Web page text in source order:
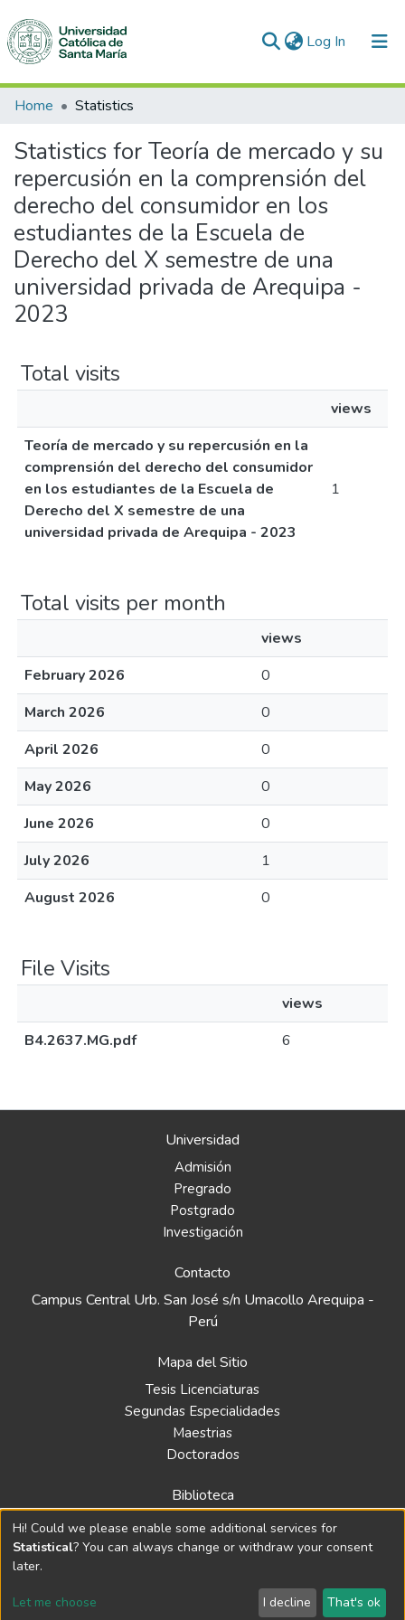
Log In (current)
Communities & Collections
All of DSpace
Home Statistics
Statistics for Teoría de mercado y su
repercusión en la comprensión del
derecho del consumidor en los
estudiantes de la Escuela de
Derecho del X semestre de una
universidad privada de Arequipa -
2023
Total visits
views
Teoría de mercado y su repercusión en la
comprensión del derecho del consumidor
en los estudiantes de la Escuela de
Derecho del X semestre de una
universidad privada de Arequipa - 2023
1
Total visits per month
views
February 2026
0
March 2026
0
April 2026
0
May 2026
0
June 2026
0
July 2026
1
August 2026
0
File Visits
views
B4.2637.MG.pdf
6
Universidad
Admisión
Pregrado
Postgrado
Investigación
Contacto
Campus Central Urb. San José s/n Umacollo Arequipa -
Perú
Mapa del Sitio
Tesis Licenciaturas
Segundas Especialidades
Maestrias
Doctorados
Biblioteca
Política
Normativa
© 2024 Repositorio de la Universidad Católica Santa María
Hi! Could we please enable some additional services for
Statistical? You can always change or withdraw your consent
later.
Let me choose I decline That's ok